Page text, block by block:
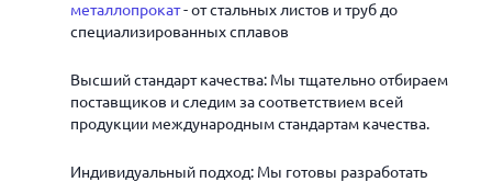
металлопрокат- от стальных листов и труб до
специализированных сплавов
Высший стандарт качества: Мы тщательно отбираем
поставщиков и следим за соответствием всей
продукции международным стандартам качества.
Индивидуальный подход: Мы готовы разработать